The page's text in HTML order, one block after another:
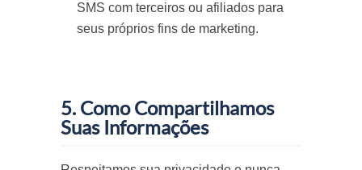
SMS com terceiros ou afiliados para
seus próprios fins de marketing.
5. Como Compartilhamos
Suas Informações